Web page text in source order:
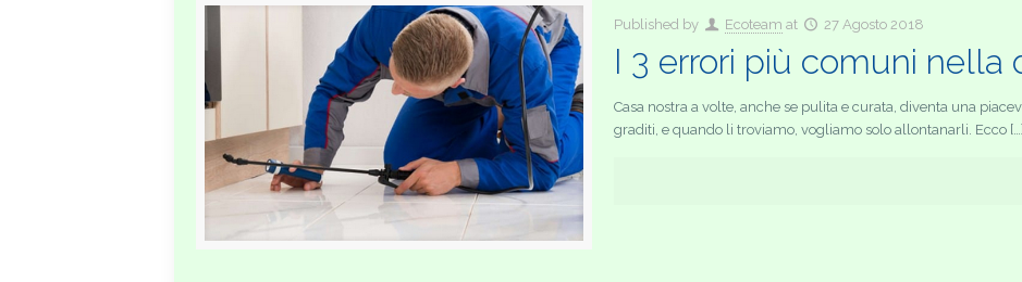
Published by Ecoteam at 27 Agosto 2018
I 3 errori più comuni nella
Casa nostra a volte, anche se pulita e curata, diventa una
graditi, e quando li troviamo, vogliamo solo allontanarli. Ecco […]